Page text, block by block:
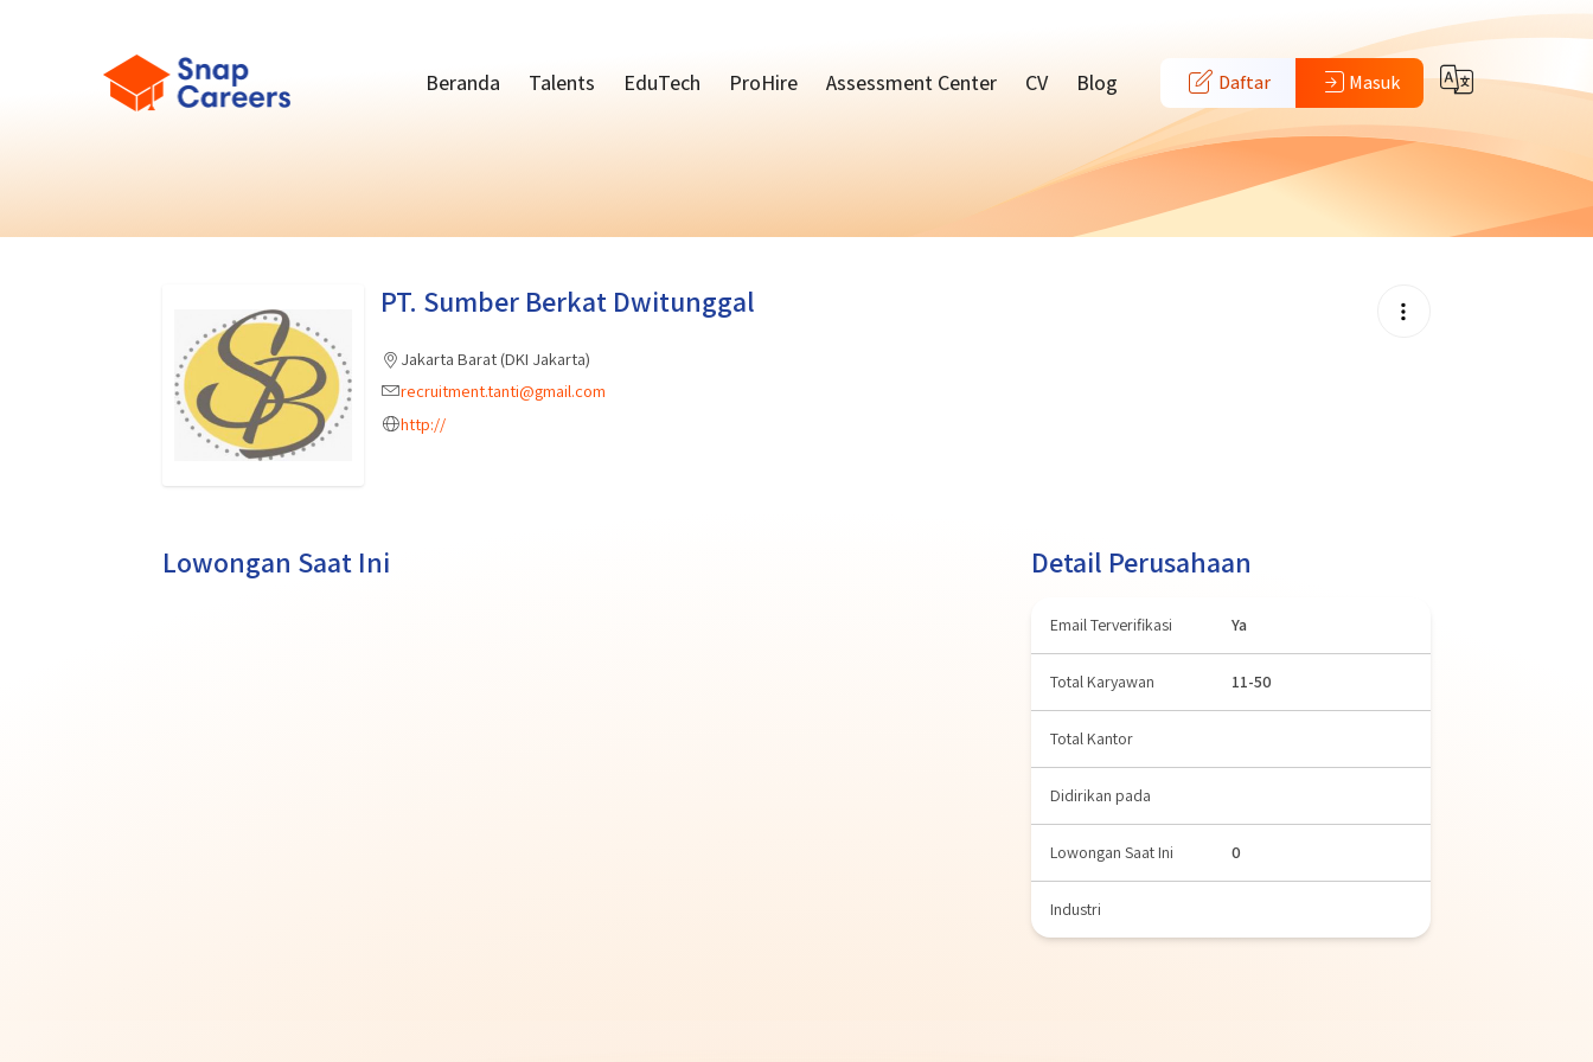
Beranda Talents EduTech ProHire Assessment Center CV Blog Daftar Masuk
PT. Sumber Berkat Dwitunggal
Jakarta Barat (DKI Jakarta)
recruitment.tanti@gmail.com
http://
Lowongan Saat Ini Detail Perusahaan
Email Terverifikasi Ya
Total Karyawan 11-50
Total Kantor
Didirikan pada
Lowongan Saat Ini 0
Industri